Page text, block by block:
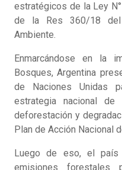
estratégicos de la Ley
de la Res 360/18 del
Ambiente.
Enmarcándose en la
Bosques, Argentina
de Naciones Unidas
estrategia nacional
deforestación y
Plan de Acción Nacional
Luego de eso, el país
emisiones forestales